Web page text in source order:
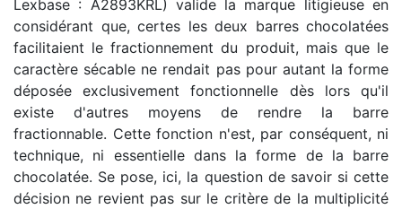
Lexbase : A2893KRL) valide la marque litigieuse en
considérant que, certes les deux barres chocolatées
facilitaient le fractionnement du produit, mais que le
caractère sécable ne rendait pas pour autant la forme
déposée exclusivement fonctionnelle dès lors qu'il
existe d'autres moyens de rendre la barre
fractionnable. Cette fonction n'est, par conséquent, ni
technique, ni essentielle dans la forme de la barre
chocolatée. Se pose, ici, la question de savoir si cette
décision ne revient pas sur le critère de la multiplicité